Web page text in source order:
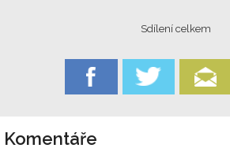
Sdílení celkem
Komentáře